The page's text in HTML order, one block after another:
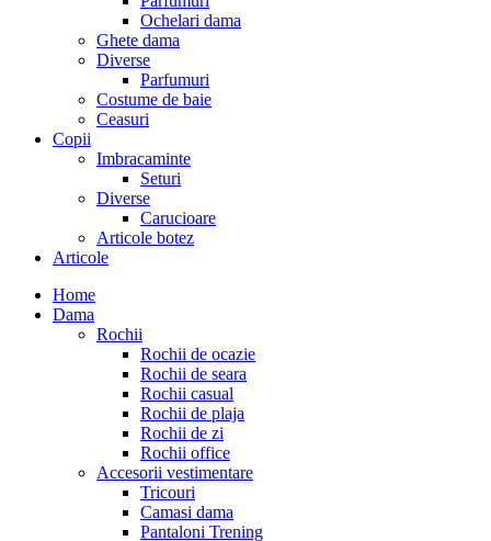
Ochelari dama
Ghete dama
Diverse
Parfumuri
Costume de baie
Ceasuri
Copii
Imbracaminte
Seturi
Diverse
Carucioare
Articole botez
Articole
Home
Dama
Rochii
Rochii de ocazie
Rochii de seara
Rochii casual
Rochii de plaja
Rochii de zi
Rochii office
Accesorii vestimentare
Tricouri
Camasi dama
Pantaloni Trening